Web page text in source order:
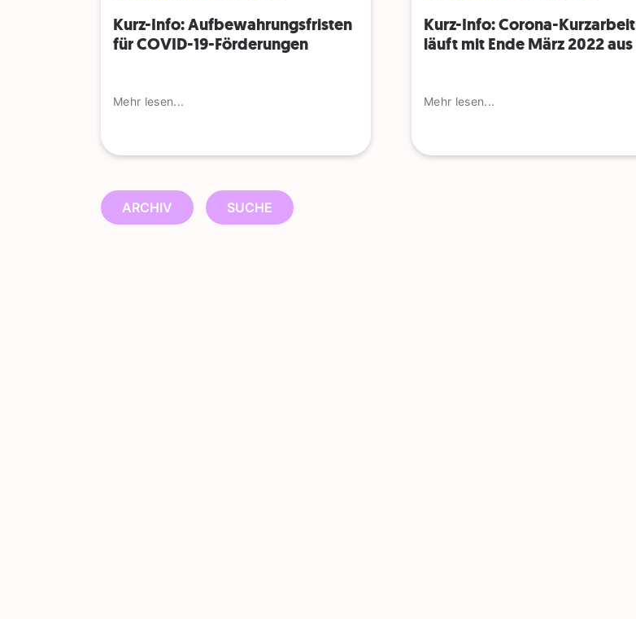
Kurz-Info: Aufbewahrungsfristen
für COVID-19-Förderungen
Mehr lesen...
Kurz-Info: Corona-Kurzarbeit
läuft mit Ende März 2022 aus
Mehr lesen...
ARCHIV SUCHE